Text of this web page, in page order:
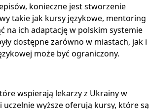
konieczne jest stworzenie
takie jak kursy językowe, mentoring
na ich adaptację w polskim systemie
dostępne zarówno w miastach, jak i
może być ograniczony.
wspierają lekarzy z Ukrainy w
wyższe oferują kursy, które są